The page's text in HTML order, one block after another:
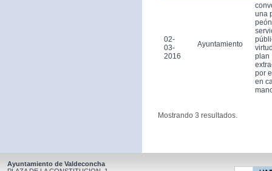
02-
03-
2016
Ayuntamiento
una
peón
plan
por
en
Mostrando 3 resultados.
Ayuntamiento de Valdeconcha